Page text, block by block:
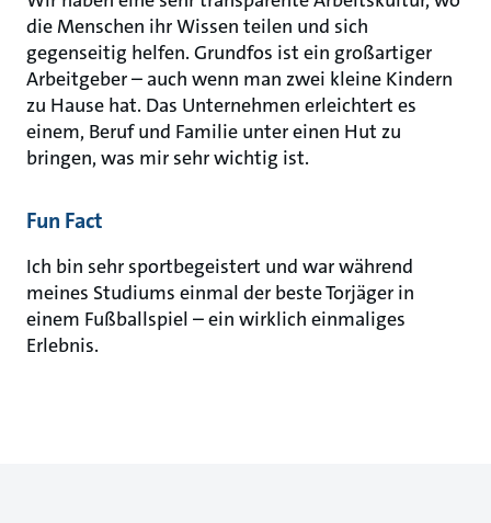
die Menschen ihr Wissen teilen und sich
gegenseitig helfen. Grundfos ist ein großartiger
Arbeitgeber – auch wenn man zwei kleine Kindern
zu Hause hat. Das Unternehmen erleichtert es
einem, Beruf und Familie unter einen Hut zu
bringen, was mir sehr wichtig ist.
Fun Fact
Ich bin sehr sportbegeistert und war während
meines Studiums einmal der beste Torjäger in
einem Fußballspiel – ein wirklich einmaliges
Erlebnis.